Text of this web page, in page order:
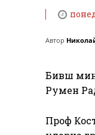
Автор
Бивш
Румен
Проф